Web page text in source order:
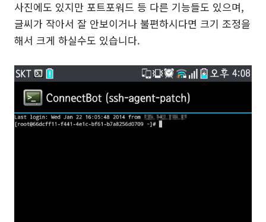
사진에도 있지만 포트포워드 등 다른 기능들도 있으며,
글씨가 작아서 잘 안보이거나 불편하시다면 크기 조정을
해서 크게 하실수도 있습니다.